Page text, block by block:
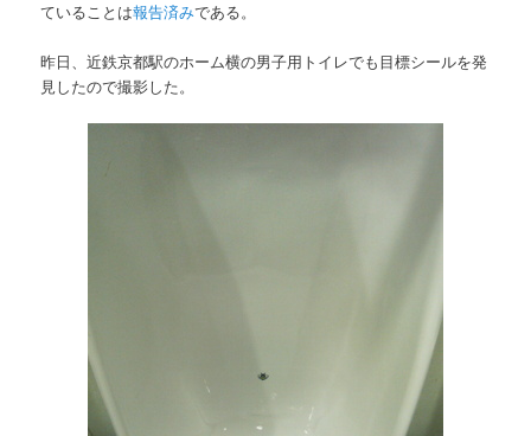
ていることは報告済みである。
昨日、近鉄京都駅のホーム横の男子用トイレでも目標シールを発
見したので撮影した。